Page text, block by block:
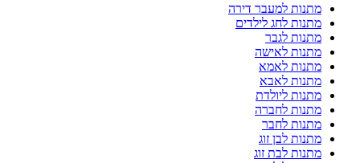
מתנות למעבר דירה
מתנות לחג לילדים
מתנות לגבר
מתנות לאישה
מתנות לאמא
מתנות לאבא
מתנות ליולדת
מתנות לחברה
מתנות לחבר
מתנות לבן זוג
מתנות לבת זוג